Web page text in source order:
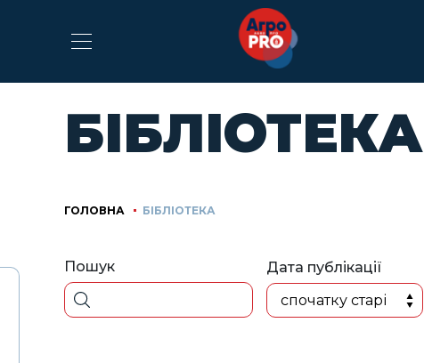
БІБЛІОТЕКА
ГОЛОВНА БІБЛІОТЕКА
Пошук
Дата публікації
спочатку старі